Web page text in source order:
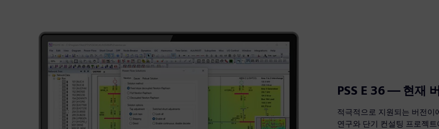
PSS E 36 — 현재
적극적으로 지원되는 버전이
연구와 단기 컨설팅 프로젝